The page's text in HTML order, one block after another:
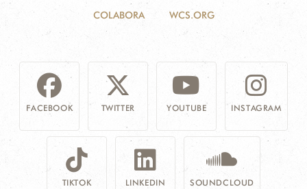
COLABORA WCS.ORG
FACEBOOK TWITTER YOUTUBE INSTAGRAM
TIKTOK LINKEDIN SOUNDCLOUD